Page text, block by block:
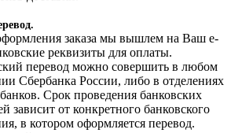
заказа мы вышлем на Ваш e-
реквизиты для оплаты.
перевод можно совершить в любом
Сбербанка России, либо в отделениях
Срок проведения банковских
зависит от конкретного банковского
в котором оформляется перевод.